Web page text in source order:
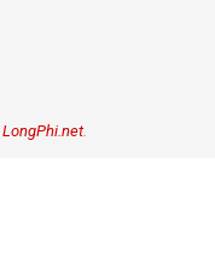
LongPhi.net.